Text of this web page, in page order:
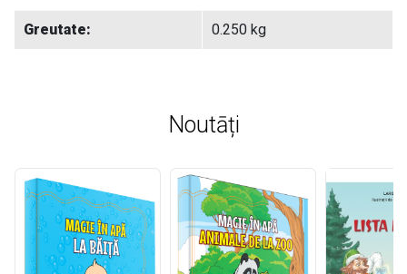
Greutate: 0.250 kg
Noutāți